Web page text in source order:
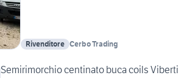
Rivenditore Cerbo Trading
Semirimorchio centinato buca coils Viberti